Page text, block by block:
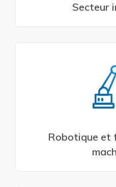
Secteur
Robotique et